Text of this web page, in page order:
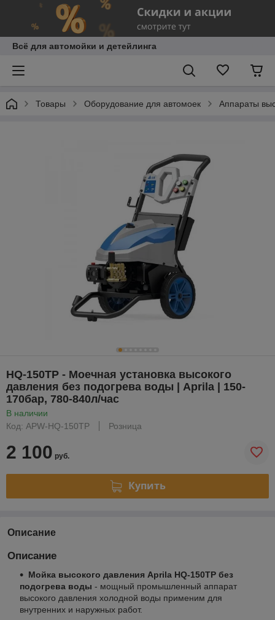
Всё для автомойки и детейлинга
Товары Оборудование для автомоек Аппараты
HQ-150TP - Моечная установка высокого
давления без подогрева воды | Aprila | 150-
170бар, 780-840л/час
В наличии
Код: APW-HQ-150TP
Розница
2 100 руб.
Купить
Описание
Описание
Мойка высокого давления Aprila HQ-150TP без
подогрева воды - мощный промышленный аппарат
высокого давления холодной воды применим для
внутренних и наружных работ.